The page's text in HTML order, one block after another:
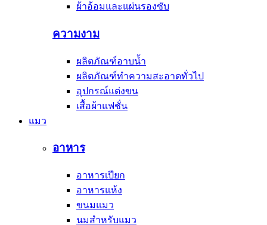
ผ้าอ้อมและแผ่นรองซับ
ความงาม
ผลิตภัณฑ์อาบน้ำ
ผลิตภัณฑ์ทำความสะอาดทั่วไป
อุปกรณ์แต่งขน
เสื้อผ้าแฟชั่น
แมว
อาหาร
อาหารเปียก
อาหารแห้ง
ขนมแมว
นมสำหรับแมว